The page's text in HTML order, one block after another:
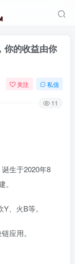
你的收益由你
关注 私信
11
生于2020年8
、火B等。
应用。